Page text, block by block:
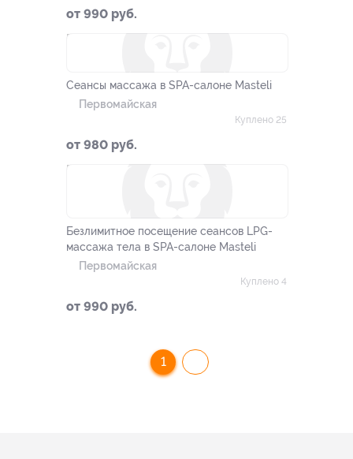
от 990 руб.
Сеансы массажа в SPA-салоне Masteli
Первомайская
от 980 руб.
Куплено 25
Безлимитное посещение сеансов LPG-
массажа тела в SPA-салоне Masteli
Первомайская
от 990 руб.
Куплено 4
1